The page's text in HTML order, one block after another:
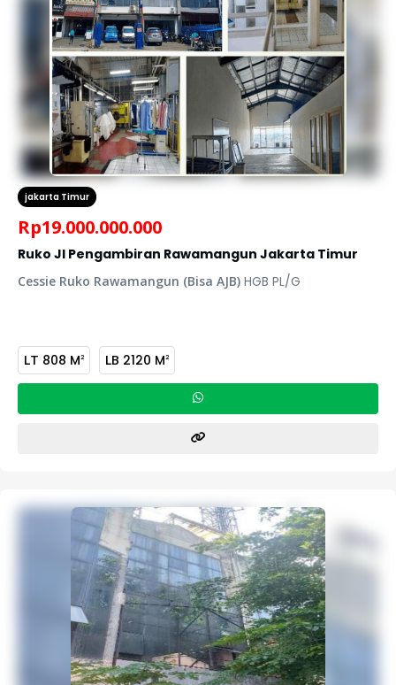
jakarta Timur
Rp19.000.000.000
Ruko Jl Pengambiran Rawamangun Jakarta Timur
Cessie Ruko Rawamangun (Bisa AJB) HGB PL/G
LT 808 M2 LB 2120 M2